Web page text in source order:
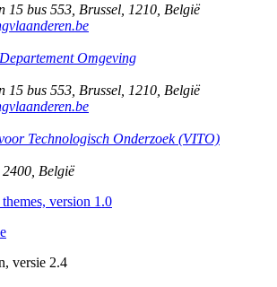
15 bus 553 Brussel 1210 België
Omgeving
15 bus 553 Brussel 1210 België
Technologisch Onderzoek (VITO)
2400 België
version 1.0
versie 2.4